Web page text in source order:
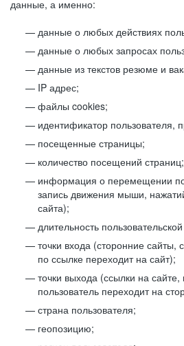
данные, а именно:
данные о любых действиях
данные о любых запросах
данные из текстов резюме и
IP адрес;
файлы cookies;
идентификатор пользователя,
посещенные страницы;
количество посещений страниц;
информация о перемещении
запись движения мыши,
сайта);
длительность
точки входа (сторонние сайты,
по ссылке переходит на сайт);
точки выхода (ссылки на
пользователь переходит на
страна пользователя;
геопозицию;